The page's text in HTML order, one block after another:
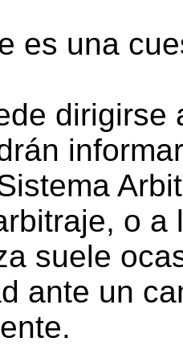
es una
o a
suele
ante un